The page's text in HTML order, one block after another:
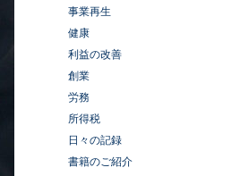
事業再生
健康
利益の改善
創業
労務
所得税
日々の記録
書籍のご紹介